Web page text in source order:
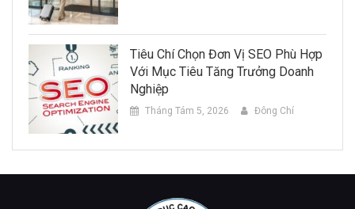
Tiêu Chí Chọn Đơn Vị SEO Phù Hợp
Với Mục Tiêu Tăng Trưởng Doanh
Nghiệp
Tháng Tám 5, 2026 Đông Chí